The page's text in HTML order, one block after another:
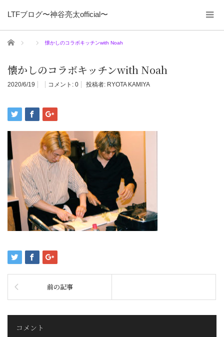
LTFブログ〜神谷亮太official〜
ホーム 懐かしのコラボキッチンwith Noah
懐かしのコラボキッチンwith Noah
2020/6/19 コメント: 0 投稿者: RYOTA KAMIYA
前の記事
コメント